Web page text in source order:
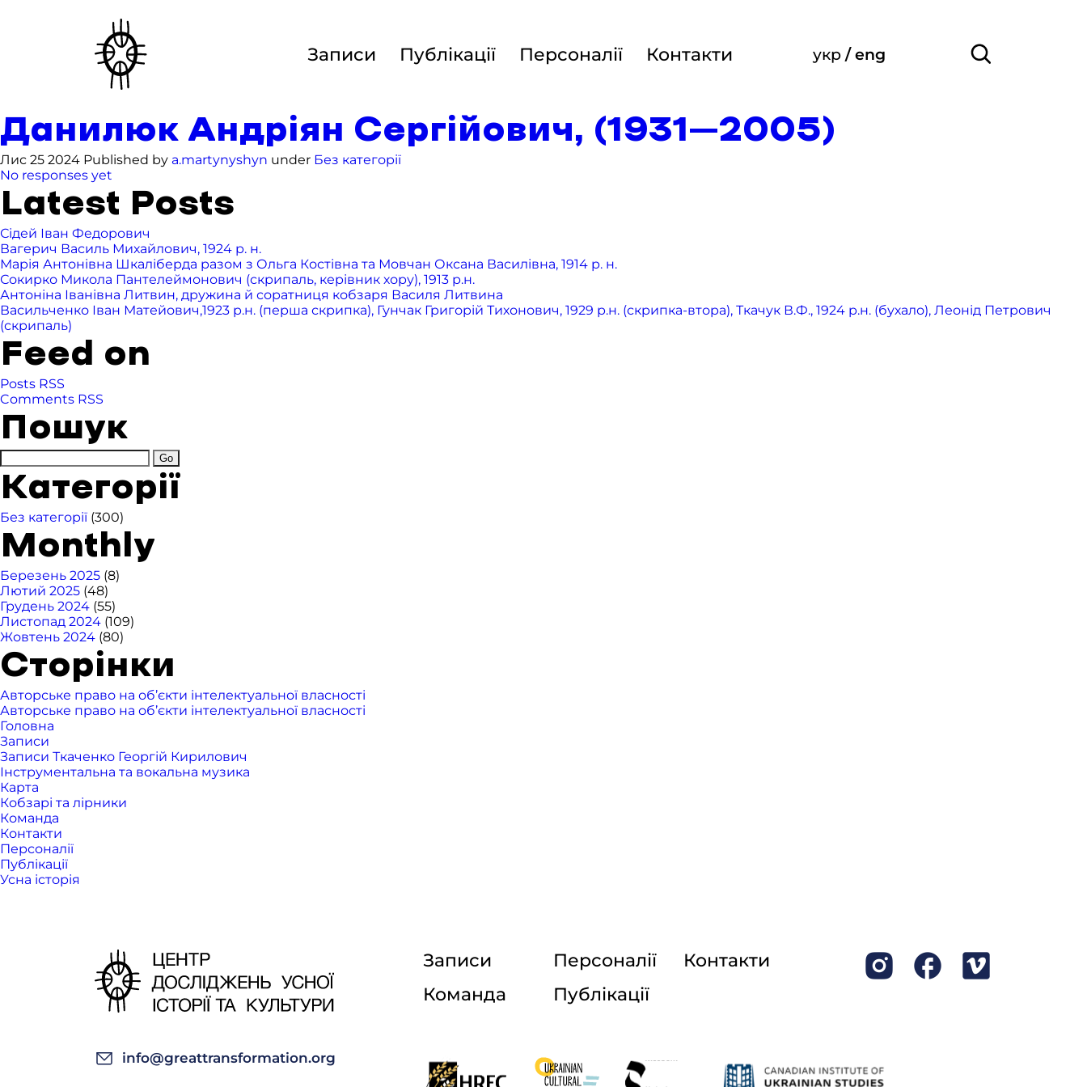
Записи Публікації Персоналії Контакти укр / eng
Данилюк Андріян Сергійович, (1931–2005)
Лис 25 2024 Published by a.martynyshyn under Без категорії
No responses yet
Latest Posts
Сідей Іван Федорович
Вагерич Василь Михайлович, 1924 р. н.
Марія Антонівна Шкаліберда разом з Ольга Костівна та Мовчан Оксана Василівна, 1914 р. н.
Сокирко Микола Пантелеймонович (скрипаль, керівник хору), 1913 р.н.
Антоніна Іванівна Литвин, дружина й соратниця кобзаря Василя Литвина
Васильченко Іван Матейович,1923 р.н. (перша скрипка), Гунчак Григорій Тихонович, 1929 р.н. (скрипка-втора), Ткачук В.Ф., 1924 р.н. (бухало), Леонід Петрович
(скрипаль)
Feed on
Posts RSS
Comments RSS
Пошук
Категорії
Без категорії (300)
Monthly
Березень 2025 (8)
Лютий 2025 (48)
Грудень 2024 (55)
Листопад 2024 (109)
Жовтень 2024 (80)
Сторінки
Авторське право на об’єкти інтелектуальної власності
Авторське право на об’єкти інтелектуальної власності
Головна
Записи
Записи Ткаченко Георгій Кирилович
Інструментальна та вокальна музика
Карта
Кобзарі та лірники
Команда
Контакти
Персоналії
Публікації
Усна історія
Записи
Команда
Персоналії
Публікації
Контакти
info@greattransformation.org